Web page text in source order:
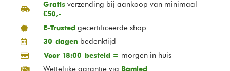
Gratisverzending bij aankoop van minimaal
€50,-
E-Trusted gecertificeerde shop
30 dagen bedenktijd
Voor 18:00 besteld = morgen in huis
Wettelijke garantie via Bamled